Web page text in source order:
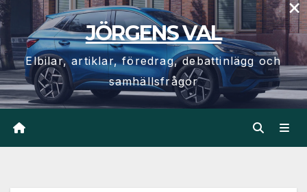
Hoppa
till
innehåll
JÖRGENS VAL
Elbilar, artiklar, föredrag, debattinlägg och
samhällsfrågor
×